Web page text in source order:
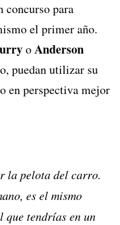
concurso para
el primer año.
oAnderson
puedan utilizar su
en perspectiva mejor
la pelota del carro.
es el mismo
que tendrías en un